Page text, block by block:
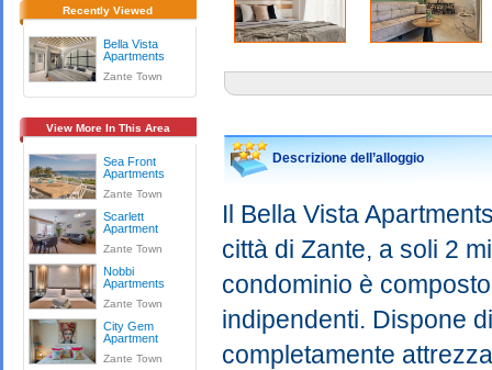
Recently Viewed
Bella Vista
Apartments
Zante Town
View More In This Area
Sea Front
Apartments
Zante Town
Scarlett
Apartment
Zante Town
Nobbi
Apartments
Zante Town
City Gem
Apartment
Zante Town
Descrizione dell’alloggio
Il Bella Vista
città di Zante, a soli 2
condominio è
indipendenti. Dispone
completamente